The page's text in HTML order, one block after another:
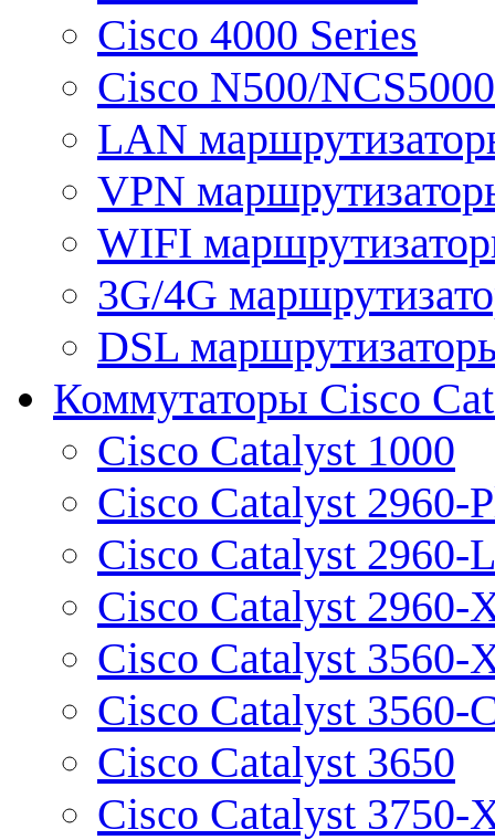
Cisco 4000 Series
Cisco N500/
LAN
VPN
WIFI
3G/4G
DSL
Коммутаторы Cisco
Cisco Catalyst 1000
Cisco Catalyst 2960-
Cisco Catalyst 2960-L
Cisco Catalyst 2960-
Cisco Catalyst 3560-
Cisco Catalyst 3560-
Cisco Catalyst 3650
Cisco Catalyst 3750-